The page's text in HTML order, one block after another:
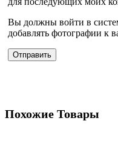
Вы должны войти в
добавлять фотографии к
Похожие Товары